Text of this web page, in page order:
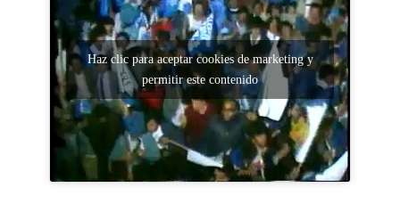
Haz clic para aceptar cookies de marketing y
permitir este contenido